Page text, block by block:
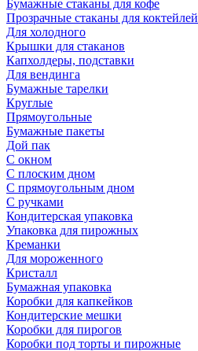
Бумажные стаканы для кофе
Прозрачные стаканы для коктейлей
Для холодного
Крышки для стаканов
Капхолдеры, подставки
Для вендинга
Бумажные тарелки
Круглые
Прямоугольные
Бумажные пакеты
Дой пак
С окном
С плоским дном
С прямоугольным дном
С ручками
Кондитерская упаковка
Упаковка для пирожных
Креманки
Для мороженного
Кристалл
Бумажная упаковка
Коробки для капкейков
Кондитерские мешки
Коробки для пирогов
Коробки под торты и пирожные